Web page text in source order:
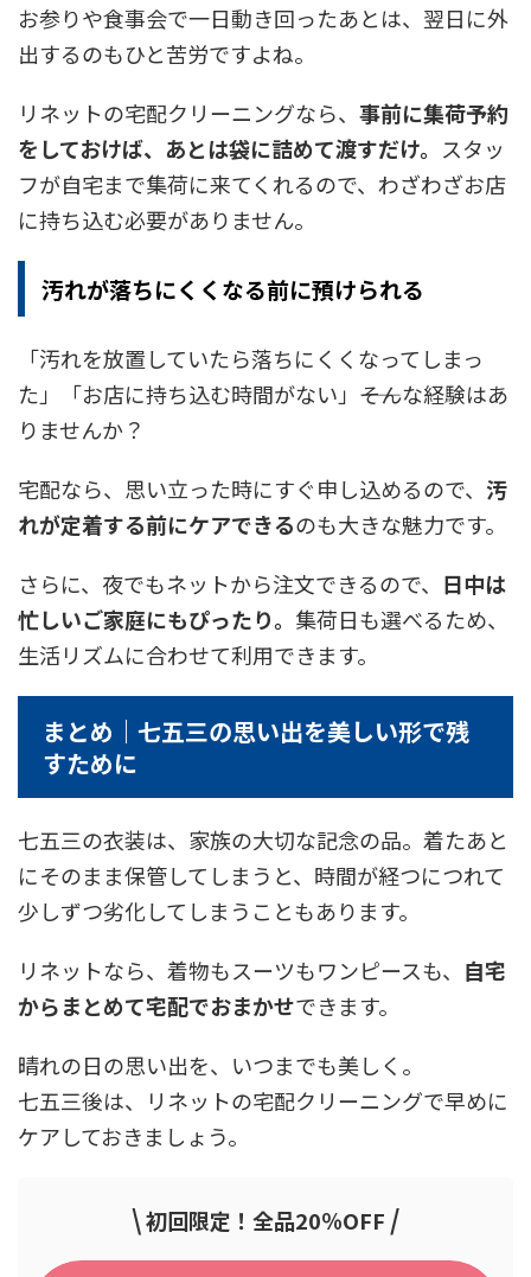
お参りや食事会で一日動き回ったあとは、翌日に外
出するのもひと苦労ですよね。
リネットの宅配クリーニングなら、 事前に集荷予約
をしておけば、あとは袋に詰めて渡すだけ。 スタッ
フが自宅まで集荷に来てくれるので、わざわざお店
に持ち込む必要がありません。
汚れが落ちにくくなる前に預けられる
「汚れを放置していたら落ちにくくなってしまっ
た」「お店に持ち込む時間がない」――そんな経験はあ
りませんか？
宅配なら、思い立った時にすぐ申し込めるので、 汚
れが定着する前にケアできるのも大きな魅力です。
さらに、夜でもネットから注文できるので、 日中は
忙しいご家庭にもぴったり。 集荷日も選べるため、
生活リズムに合わせて利用できます。
まとめ｜七五三の思い出を美しい形で残
すために
七五三の衣装は、家族の大切な記念の品。着たあと
にそのまま保管してしまうと、時間が経つにつれて
少しずつ劣化してしまうこともあります。
リネットなら、着物もスーツもワンピースも、 自宅
からまとめて宅配でおまかせできます。
晴れの日の思い出を、いつまでも美しく。
七五三後は、リネットの宅配クリーニングで早めに
ケアしておきましょう。
\初回限定！全品20％OFF /